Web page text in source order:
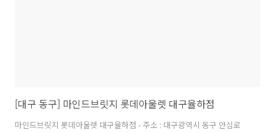
[대구 동구] 마인드브릿지 롯데아울렛 대구율하점
마인드브릿지 롯데아울렛 대구율하점 - 주소 : 대구광역시 동구 안심로